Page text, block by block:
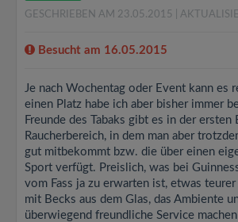
GESCHRIEBEN AM 23.05.2015 |
Besucht am 16.05.2015
Je nach Wochentag oder Event kann es
einen Platz habe ich aber bisher immer
Freunde des Tabaks gibt es in der ersten
Raucherbereich, in dem man aber
gut mitbekommt bzw. die über einen
Sport verfügt. Preislich, was bei
vom Fass ja zu erwarten ist, etwas
mit Becks aus dem Glas, das Ambiente
überwiegend freundliche Service